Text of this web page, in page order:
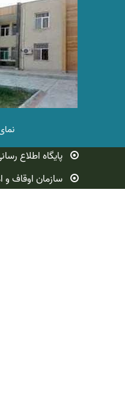
پایگاه اطلاع
سازمان اوقاف و